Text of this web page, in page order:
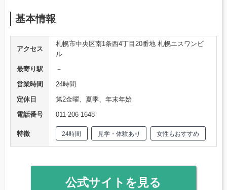
基本情報
アクセス
札幌市中央区南1条西4丁目20番地 札幌エスワンビ
ル
最寄り駅
－
営業時間
24時間
定休日
第2金曜、夏季、年末年始
電話番号
011-206-1648
特徴 24時間 見学・体験あり 女性もおすすめ
公式サイトを見る